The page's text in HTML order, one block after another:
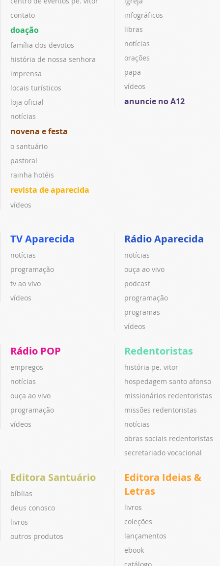
contato
doação
família dos devotos
história de nossa senhora
imprensa
locais turísticos
loja oficial
notícias
novena e festa
o santuário
pastoral
rainha hotéis
revista de aparecida
vídeos
infográficos
libras
notícias
orações
papa
vídeos
anuncie no A12
TV Aparecida
notícias
programação
tv ao vivo
vídeos
Rádio Aparecida
notícias
ouça ao vivo
podcast
programação
programas
vídeos
Rádio POP
empregos
notícias
ouça ao vivo
programação
vídeos
Redentoristas
história pe. vitor
hospedagem santo afonso
missionários redentoristas
missões redentoristas
notícias
obras sociais redentoristas
secretariado vocacional
Editora Santuário
bíblias
deus conosco
livros
outros produtos
Editora Ideias &
Letras
livros
coleções
lançamentos
ebook
catálogo